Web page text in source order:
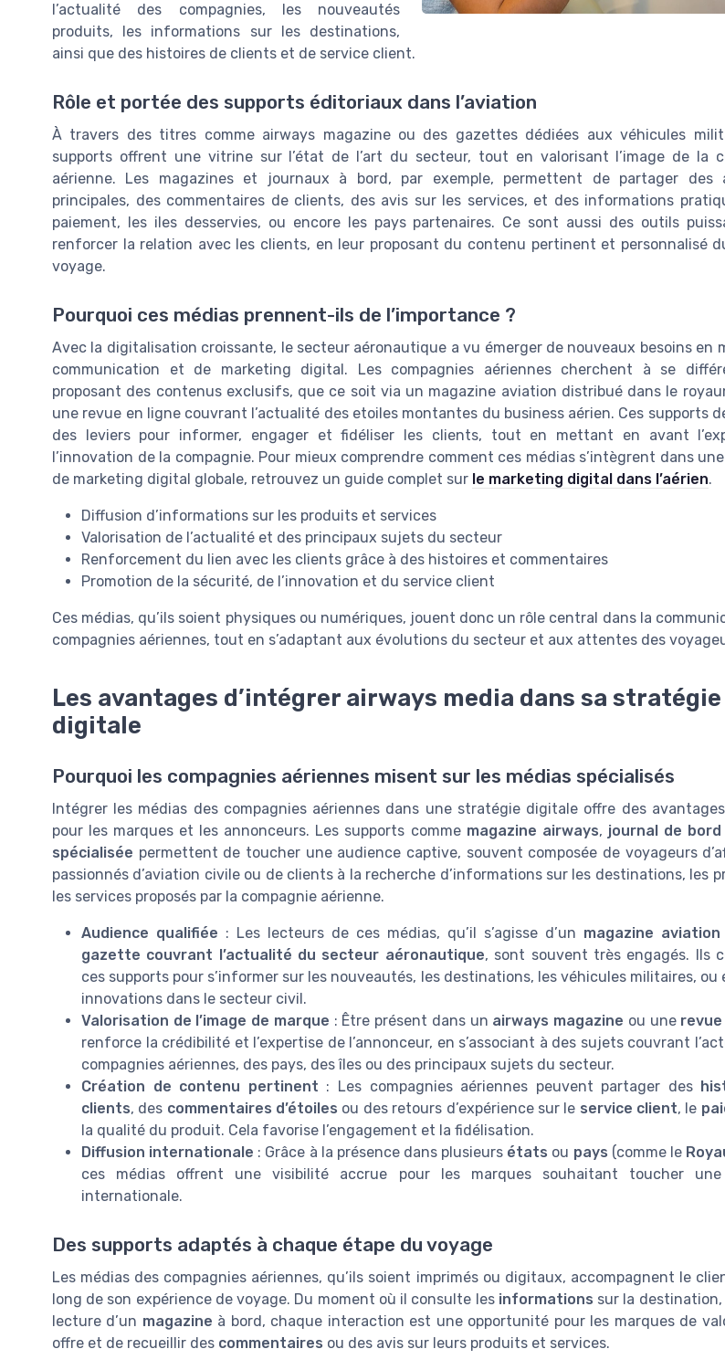
l’actualité des compagnies, les nouveautés
produits, les informations sur les destinations,
ainsi que des histoires de clients et de service client.
Rôle et portée des supports éditoriaux dans l’aviation
À travers des titres comme airways magazine ou des gazettes dédiées aux véhicules
supports offrent une vitrine sur l’état de l’art du secteur, tout en valorisant l’image de la
aérienne. Les magazines et journaux à bord, par exemple, permettent de partager des
principales, des commentaires de clients, des avis sur les services, et des informations
paiement, les iles desservies, ou encore les pays partenaires. Ce sont aussi des outils
renforcer la relation avec les clients, en leur proposant du contenu pertinent et personnalisé
voyage.
Pourquoi ces médias prennent-ils de l’importance ?
Avec la digitalisation croissante, le secteur aéronautique a vu émerger de nouveaux besoins en
communication et de marketing digital. Les compagnies aériennes cherchent à se
proposant des contenus exclusifs, que ce soit via un magazine aviation distribué dans le
une revue en ligne couvrant l’actualité des etoiles montantes du business aérien. Ces supports
des leviers pour informer, engager et fidéliser les clients, tout en mettant en avant
l’innovation de la compagnie. Pour mieux comprendre comment ces médias s’intègrent dans
de marketing digital globale, retrouvez un guide complet sur le marketing digital dans l’aérien.
Diffusion d’informations sur les produits et services
Valorisation de l’actualité et des principaux sujets du secteur
Renforcement du lien avec les clients grâce à des histoires et commentaires
Promotion de la sécurité, de l’innovation et du service client
Ces médias, qu’ils soient physiques ou numériques, jouent donc un rôle central dans la
compagnies aériennes, tout en s’adaptant aux évolutions du secteur et aux attentes des
Les avantages d’intégrer airways media dans sa stratégie
digitale
Pourquoi les compagnies aériennes misent sur les médias spécialisés
Intégrer les médias des compagnies aériennes dans une stratégie digitale offre des
pour les marques et les annonceurs. Les supports comme magazine airways, journal de bord
spécialisée permettent de toucher une audience captive, souvent composée de voyageurs
passionnés d’aviation civile ou de clients à la recherche d’informations sur les destinations, les
les services proposés par la compagnie aérienne.
Audience qualifiée : Les lecteurs de ces médias, qu’il s’agisse d’un magazine aviation
gazette couvrant l’actualité du secteur aéronautique, sont souvent très engagés. Ils
ces supports pour s’informer sur les nouveautés, les destinations, les véhicules militaires, ou
innovations dans le secteur civil.
Valorisation de l’image de marque : Être présent dans un airways magazine ou une
renforce la crédibilité et l’expertise de l’annonceur, en s’associant à des sujets couvrant
compagnies aériennes, des pays, des îles ou des principaux sujets du secteur.
Création de contenu pertinent : Les compagnies aériennes peuvent partager des
clients, des commentaires d’étoiles ou des retours d’expérience sur le service client, le
la qualité du produit. Cela favorise l’engagement et la fidélisation.
Diffusion internationale : Grâce à la présence dans plusieurs états ou pays (comme le
ces médias offrent une visibilité accrue pour les marques souhaitant toucher
internationale.
Des supports adaptés à chaque étape du voyage
Les médias des compagnies aériennes, qu’ils soient imprimés ou digitaux, accompagnent le
long de son expérience de voyage. Du moment où il consulte les informations sur la destination,
lecture d’un magazine à bord, chaque interaction est une opportunité pour les marques de
offre et de recueillir des commentaires ou des avis sur leurs produits et services.